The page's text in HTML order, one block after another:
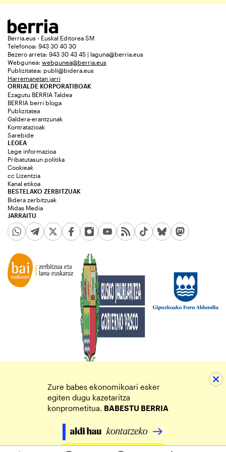
Berria.eus - Euskal Editorea SM
Telefonoa: 943 30 40 30
Bezero arreta: 943 30 43 45 | laguna@berria.eus
Webgunea: webgunea@berria.eus
Publizitatea: publi@bidera.eus
Harremanetan jarri
ORRIALDE KORPORATIBOAK
Ezagutu BERRIA Taldea
BERRIA berri bloga
Publizitatea
Galdera-erantzunak
Kontratazioak
Sarebide
JARRAITU
LEGEA
Lege informazioa
Pribatutasun politika
Cookieak
cc Lizentzia
Kanal etikoa
BESTELAKO ZERBITZUAK
Bidera zerbitzuak
Midas Media
Zure babes ekonomikoari esker
egiten dugu kazetaritza
konprometitua. BABESTU BERRIA